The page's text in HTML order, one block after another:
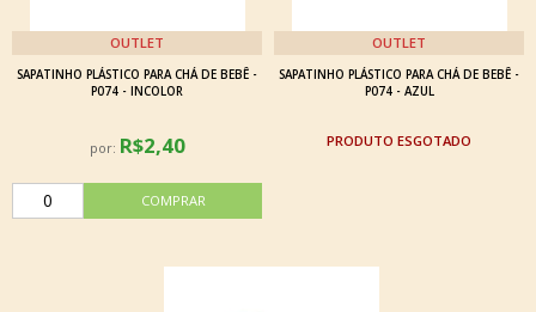
OUTLET
SAPATINHO PLÁSTICO PARA CHÁ DE BEBÊ -
P074 - INCOLOR
por: R$2,40
OUTLET
SAPATINHO PLÁSTICO PARA CHÁ DE BEBÊ -
P074 - AZUL
ESGOTADO